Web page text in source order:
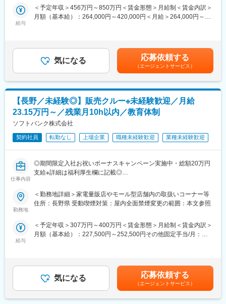
ーダー業務もお任せいたします。
さらに正社員登用後は店舗マネジメントやエリアマネジメント、
■正社員登用制度
半年に1回（年2回）受験いただくことができ、
■目標設定
ノルマはなく「販売実績やお客様満足度」に関する目標を設定い
たします。
販売目標は、チームとしての目標値が各クルーに分配される仕組
みのため、チームで協力し合い達成していく文化がございます。
その他、定性観点でも詳細に目標設定を行うため、ご自身が日々
業務で意識することを明確に定め、やりがいや達成感をもって働
ける環境です。
れば、比較的通りやすい環境です。（土日祝出社必須）
・保守：顧客の契約に応じて現地にて修復作業（シフト勤務※詳細
別欄）
◇フィールドサービスエンジニアの将来像として保守、導入をベ
ースに＋αの知識を身に着けて社内関連部署と連携してお客様へ魅
力あるサービスを提供することを目指しています。
を重視しています。
◇対応プロダクトについては多岐にわたるため、何らかの保守経
験があれば拘らず、事後の研修でフォローアップ可能。業務性質
上、客先訪問対応はありますがテレワークでの業務も拡大中で
す。
■働き方：
◇1日の所定就業時間は7.5時間とし、始業・終業時刻は別途記載
の「就業時間」欄の組み合わせが基本です。週休2日間を基本とし
ますが、休日のシフト勤務が不定期にあります。（月に1～2回ほ
休日にシフト勤務した分は平日にシフト休を取得いただきます。
◇夜間・休日緊急保守対応向けの自宅当番運用が月に数日ありま
※直行直帰OK
※1名ではなく、複数名対応・周囲のサポート有
て、数多くのキャリアパスがあります。エンジニアとして成長で
きるとともに、それを支える社内教育が充実しています。（ベン
ダー主催の勉強会、社内セミナー、資格取得支援など）
給与
＜予定年収＞456万円～850万円＜賃金形態＞月給制＜賃金内訳＞
月額（基本給）：264,000円～420,000円＜月給＞264,000円～
であり、選考を通じて上下する可能性があります。月給(月額)は固
定手当を含めた表記です。
気になる 応募依頼する
（エージェントサービス）
【長野／未経験◎】販売クルー※未経験歓迎／月給
23.15万円～／残業月10h以内／教育体制
ソフトバンク株式会社
契約社員 転勤なし 上場企業 職種未経験歓迎 業種未経験歓迎
仕事内容
◎期間限定入社お祝いボーナスキャンペーン実施中・総額20万円
支給※詳細は福利厚生欄に記載◎
る充実した研修制度完備／平均残業月10h以内／年間休日123日／
正社員登用制度（年間100名以上の正社員化実績）があり、総合
■業務内容
家電量販店、モール型店舗内のソフトバンク取扱いコーナーに
店頭で使う販促ツール作成や、店頭キャンペーン企画などに積極
的に携わって頂きます。また、接客業務だけでなく、店頭で使用
する販促ツールやPOP作成、キャンペーン企画などセールス向上
の為の各種プロモーションをお任せすることもあります。
勤務地
＜勤務地詳細＞家電量販店やモール型店舗内の取扱いコーナー等
住所：長野県 受動喫煙対策：屋内全面禁煙変更の範囲：本文参照
給与
＜予定年収＞307万円～400万円＜賃金形態＞月給制＜賃金内訳＞
月額（基本給）：227,500円～252,500円その他固定手当/月：
～400万円販売クルー（販売職正社員）：年収350～800万円スー
パーバイザー（販売職正社員）年収350～690万円エリアマネージ
ャー（総合職正社員）年収400～1,000万円賃金はあくまでも目安
の金額であり、選考を通じて上下する可能性があります。月給(月
気になる 応募依頼する
（エージェントサービス）